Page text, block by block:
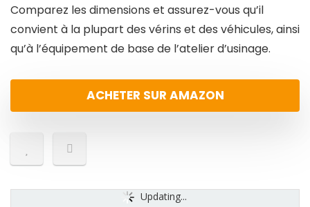
Comparez les dimensions et assurez-vous qu’il
convient à la plupart des vérins et des véhicules, ainsi
qu’à l’équipement de base de l’atelier d’usinage.
ACHETER SUR AMAZON
Updating...